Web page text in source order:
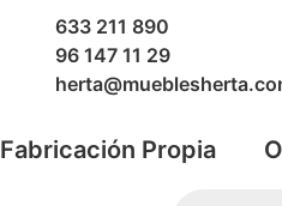
633 211 890
96 147 11 29
Fabricación Propia